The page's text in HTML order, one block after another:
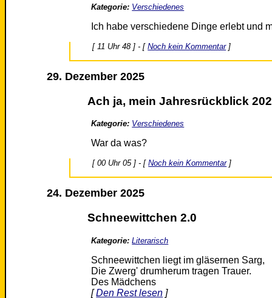
Kategorie: Verschiedenes
Ich habe verschiedene Dinge erlebt und
[ 11 Uhr 48 ] - [Noch kein Kommentar]
29. Dezember 2025
Ach ja, mein Jahresrückblick
Kategorie: Verschiedenes
War da was?
[ 00 Uhr 05 ] - [Noch kein Kommentar]
24. Dezember 2025
Schneewittchen 2.0
Kategorie: Literarisch
Schneewittchen liegt im gläsernen Sarg,
Die Zwerg' drumherum tragen Trauer.
Des Mädchens
[Den Rest lesen ]